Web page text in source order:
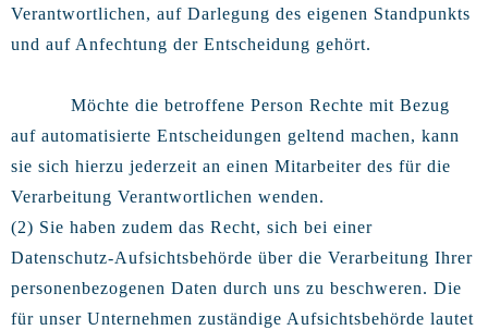
Verantwortlichen, auf Darlegung des eigenen Standpunkts
und auf Anfechtung der Entscheidung gehört.
Möchte die betroffene Person Rechte mit Bezug
auf automatisierte Entscheidungen geltend machen, kann
sie sich hierzu jederzeit an einen Mitarbeiter des für die
Verarbeitung Verantwortlichen wenden.
(2) Sie haben zudem das Recht, sich bei einer
Datenschutz-Aufsichtsbehörde über die Verarbeitung Ihrer
personenbezogenen Daten durch uns zu beschweren. Die
für unser Unternehmen zuständige Aufsichtsbehörde lautet